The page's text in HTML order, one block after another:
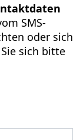
SMS-
oder sich
sich bitte